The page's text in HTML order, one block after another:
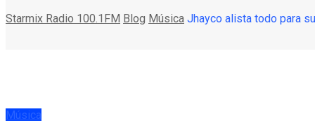
Starmix Radio 100.1FM Blog Música Jhayco alista todo para
Música